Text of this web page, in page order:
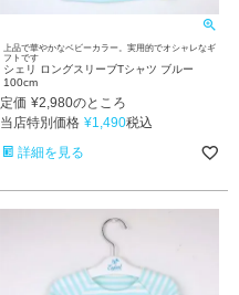
上品で華やかなベビーカラー。実用的でオシャレなギ
フトです
シェリ ロングスリーブTシャツ ブルー
100cm
定価 ¥2,980のところ
当店特別価格 ¥1,490税込
詳細を見る